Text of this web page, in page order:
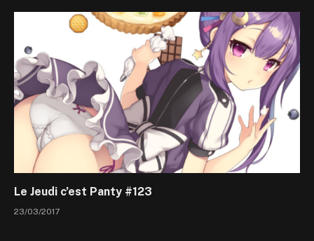
Le Jeudi c’est Panty #123
23/03/2017